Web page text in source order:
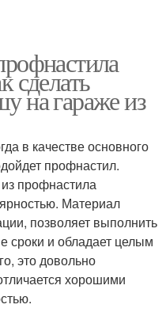
сделать
на гараже из
в качестве основного
профнастил.
профнастила
Материал
позволяет выполнить
сроки и обладает целым
это довольно
хорошими